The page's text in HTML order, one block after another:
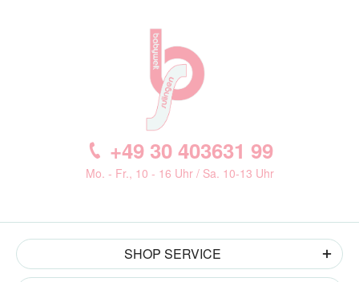
+49 30 403631 99
Mo. - Fr., 10 - 16 Uhr / Sa. 10-13 Uhr
SHOP SERVICE